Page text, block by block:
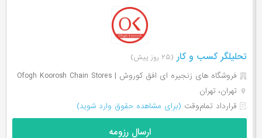
تحلیلگر کسب و کار (۲۵ روز پیش)
فروشگاه های زنجیره ای افق کوروش | Ofogh Koorosh Chain Stores
تهران، تهران
قرارداد تمام‌وقت (برای مشاهده حقوق وارد شوید)
ارسال رزومه